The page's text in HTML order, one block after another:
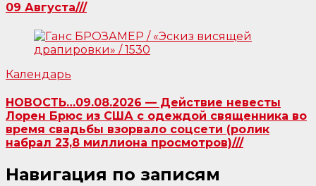
09 Августа///
Календарь
НОВОСТЬ…09.08.2026 — Действие невесты
Лорен Брюс из США с одеждой священника во
время свадьбы взорвало соцсети (ролик
набрал 23,8 миллиона просмотров)///
Навигация по записям